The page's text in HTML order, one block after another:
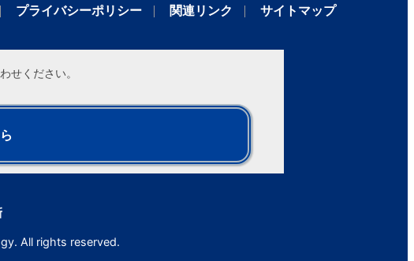
プライバシーポリシー 関連リンク サイトマップ
せください。
All rights reserved.